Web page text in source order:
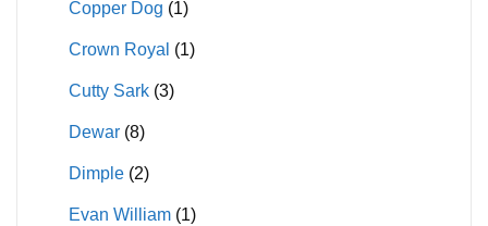
Copper Dog (1)
Crown Royal (1)
Cutty Sark (3)
Dewar (8)
Dimple (2)
Evan William (1)